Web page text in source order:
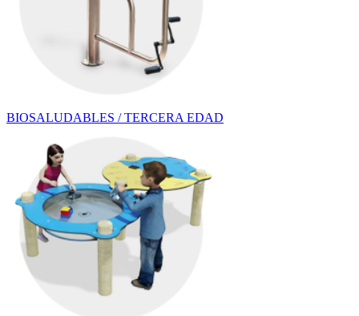
BIOSALUDABLES / TERCERA EDAD